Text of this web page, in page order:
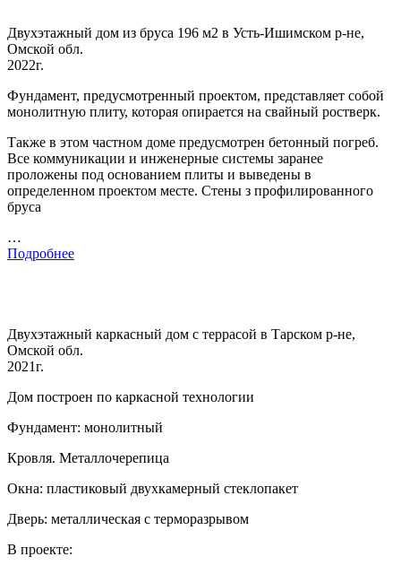
Двухэтажный дом из бруса 196 м2 в Усть-Ишимском р-не,
Омской обл.
2022г.
Фундамент, предусмотренный проектом, представляет собой
монолитную плиту, которая опирается на свайный ростверк.
Также в этом частном доме предусмотрен бетонный погреб.
Все коммуникации и инженерные системы заранее
проложены под основанием плиты и выведены в
определенном проектом месте. Стены з профилированного
бруса
…
Подробнее
Двухэтажный каркасный дом с террасой в Тарском р-не,
Омской обл.
2021г.
Дом построен по каркасной технологии
Фундамент: монолитный
Кровля. Металлочерепица
Окна: пластиковый двухкамерный стеклопакет
Дверь: металлическая с терморазрывом
В проекте: